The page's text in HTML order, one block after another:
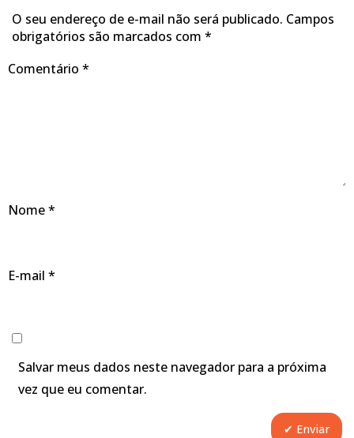
O seu endereço de e-mail não será publicado. Campos
obrigatórios são marcados com *
Comentário *
Nome*
E-mail *
Salvar meus dados neste navegador para a próxima
vez que eu comentar.